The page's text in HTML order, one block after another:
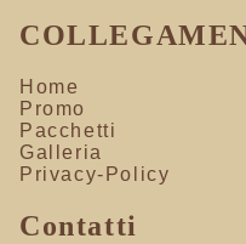
Home
Promo
Pacchetti
Galleria
Privacy-Policy
Contatti